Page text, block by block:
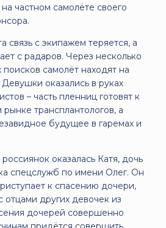
частном самолёте своего
связь с экипажем теряется, а
с радаров. Через несколько
самолёт находят на
оказались в руках
– часть пленниц готовят к
трансплантологов, а
будущее в гаремах и
оказалась Катя, дочь
спецслужб по имени Олег. Он
к спасению дочери,
отцами других девочек из
дочерей совершенно